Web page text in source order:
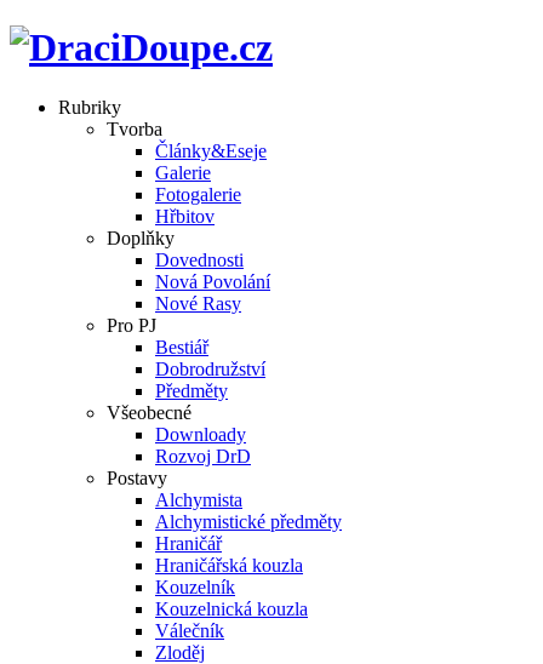
Rubriky
Tvorba
Články&Eseje
Galerie
Fotogalerie
Hřbitov
Doplňky
Dovednosti
Nová Povolání
Nové Rasy
Pro PJ
Bestiář
Dobrodružství
Předměty
Všeobecné
Downloady
Rozvoj DrD
Postavy
Alchymista
Alchymistické předměty
Hraničář
Hraničářská kouzla
Kouzelník
Kouzelnická kouzla
Válečník
Zloděj